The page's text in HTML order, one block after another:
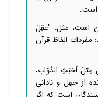
است.
است، مثل: "عَقِلَ
مفردات الفاظ قرآن
اَخبَثِ الدَّوّابِ،
از جهل و نادانى